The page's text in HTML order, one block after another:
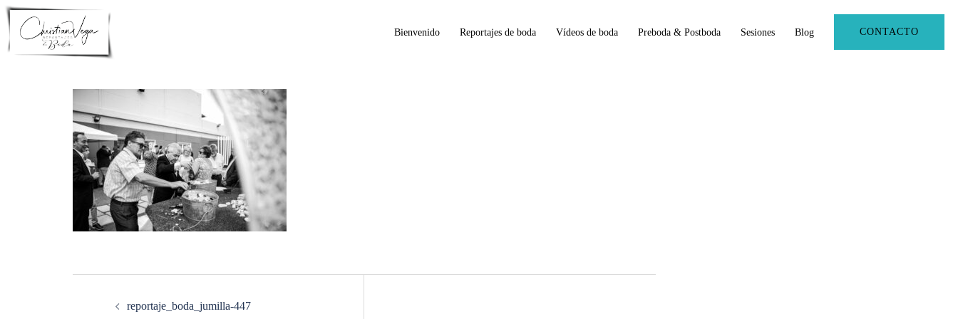
Saltar
al
contenido
Bienvenido Reportajes de boda Vídeos de boda Preboda & Postboda Sesiones Blog CONTACTO
reportaje_boda_jumilla-447